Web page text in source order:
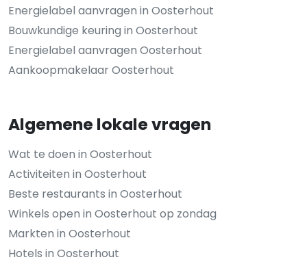
Energielabel aanvragen in Oosterhout
Bouwkundige keuring in Oosterhout
Energielabel aanvragen Oosterhout
Aankoopmakelaar Oosterhout
Algemene lokale vragen
Wat te doen in Oosterhout
Activiteiten in Oosterhout
Beste restaurants in Oosterhout
Winkels open in Oosterhout op zondag
Markten in Oosterhout
Hotels in Oosterhout